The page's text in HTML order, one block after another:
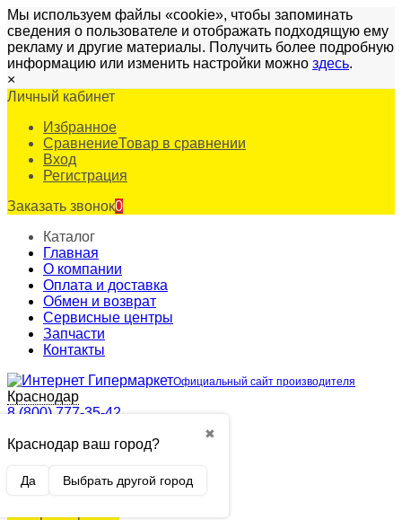
Мы используем файлы «cookie», чтобы запоминать
сведения о пользователе и отображать подходящую ему
рекламу и другие материалы. Получить более подробную
информацию или изменить настройки можно здесь.
×
Личный кабинет
Избранное
СравнениеТовар в сравнении
Вход
Регистрация
Заказать звонок0
Каталог
Главная
О компании
Оплата и доставка
Обмен и возврат
Сервисные центры
Запчасти
Контакты
Официальный сайт производителя
Краснодар
✖
Краснодар ваш город?
Да Выбрать другой город
8 (800) 777-35-42
0
0 p.
(пусто)